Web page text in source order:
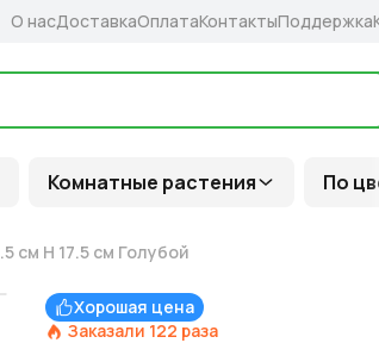
Комнатные растения По
О насДоставкаОплатаКонтактыПоддержка
см H 17.5 см Голубой
Хорошая цена
Заказали 122 раза